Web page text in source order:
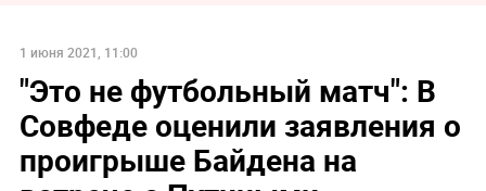
1 июня 2021, 11:00
"Это не футбольный матч": В
Совфеде оценили заявления о
проигрыше Байдена на